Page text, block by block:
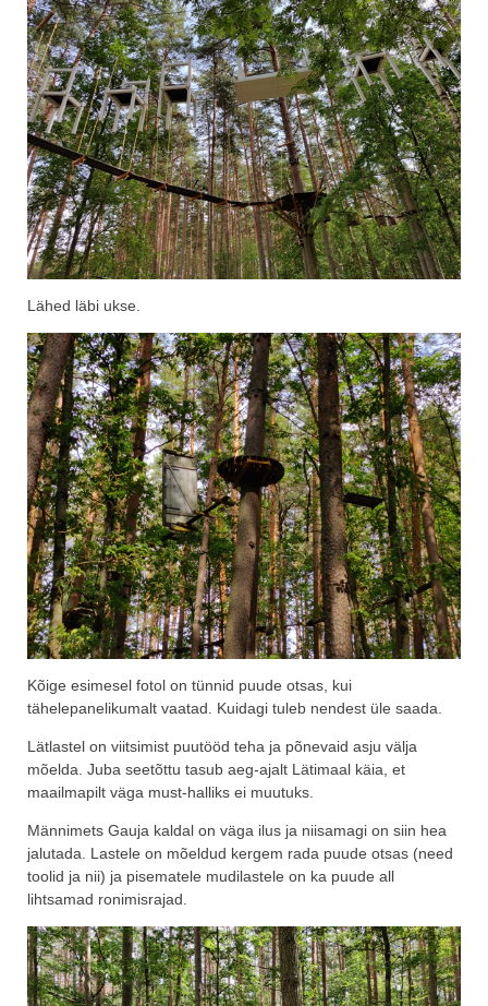
Lähed läbi ukse.
Kõige esimesel fotol on tünnid puude otsas, kui
tähelepanelikumalt vaatad. Kuidagi tuleb nendest üle saada.
Lätlastel on viitsimist puutööd teha ja põnevaid asju välja
mõelda. Juba seetõttu tasub aeg-ajalt Lätimaal käia, et
maailmapilt väga must-halliks ei muutuks.
Männimets Gauja kaldal on väga ilus ja niisamagi on siin hea
jalutada. Lastele on mõeldud kergem rada puude otsas (need
toolid ja nii) ja pisematele mudilastele on ka puude all
lihtsamad ronimisrajad.